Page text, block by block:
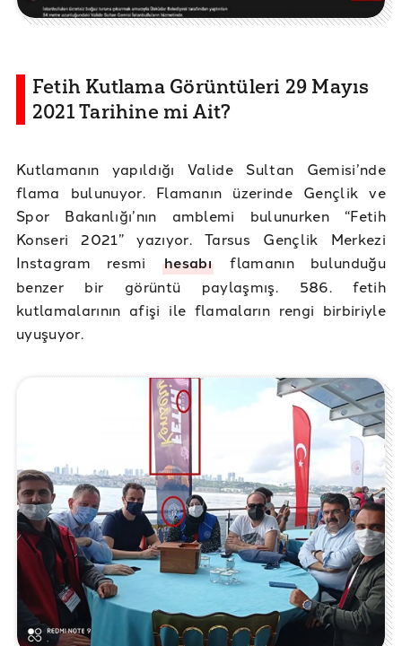
Fetih Kutlama Görüntüleri 29 Mayıs
2021 Tarihine mi Ait?
Kutlamanın yapıldığı Valide Sultan Gemisi’nde
flama bulunuyor. Flamanın üzerinde Gençlik ve
Spor Bakanlığı’nın amblemi bulunurken “Fetih
Konseri 2021” yazıyor. Tarsus Gençlik Merkezi
Instagram resmihesabıflamanın bulunduğu
benzer bir görüntü paylaşmış. 586. fetih
kutlamalarının afişi ile flamaların rengi birbiriyle
uyuşuyor.